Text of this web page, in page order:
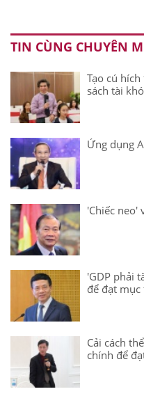
TIN CÙNG CHUYÊN
Tạo cú
sách tài
Ứng dụng
'Chiếc neo'
'GDP phải
để đạt
Cải cách
chính để